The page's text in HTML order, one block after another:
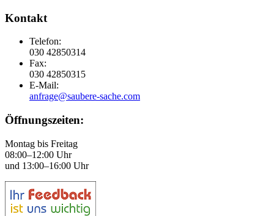
Kontakt
Telefon:
030 42850314
Fax:
030 42850315
E-Mail:
anfrage@saubere-sache.com
Öffnungszeiten:
Montag bis Freitag
08:00–12:00 Uhr
und 13:00–16:00 Uhr